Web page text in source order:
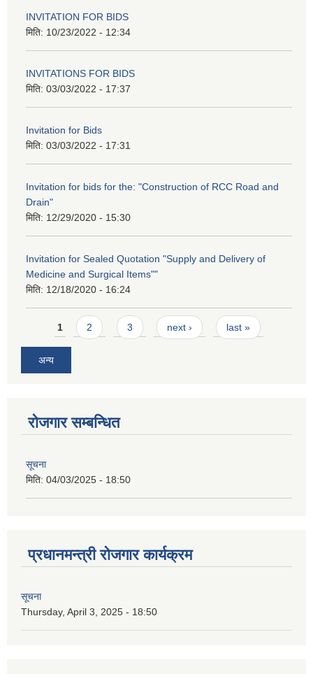
INVITATION FOR BIDS
मिति: 10/23/2022 - 12:34
INVITATIONS FOR BIDS
मिति: 03/03/2022 - 17:37
Invitation for Bids
मिति: 03/03/2022 - 17:31
Invitation for bids for the: "Construction of RCC Road and
Drain"
मिति: 12/29/2020 - 15:30
Invitation for Sealed Quotation "Supply and Delivery of
Medicine and Surgical Items""
मिति: 12/18/2020 - 16:24
Pages
1 2 3 next › last »
अन्य
रोजगार सम्बन्धित
सूचना
मिति: 04/03/2025 - 18:50
प्रधानमन्त्री रोजगार कार्यक्रम
सूचना
Thursday, April 3, 2025 - 18:50